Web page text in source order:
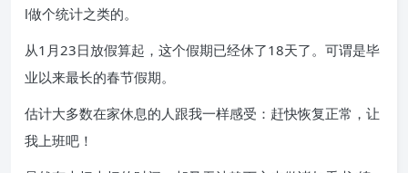
l做个统计之类的。
从1月23日放假算起，这个假期已经休了18天了。可谓是毕
业以来最长的春节假期。
估计大多数在家休息的人跟我一样感受：赶快恢复正常，让
我上班吧！